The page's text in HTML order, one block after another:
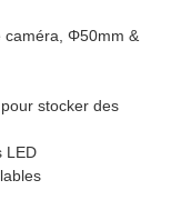
caméra, Φ50mm &
stocker des
LED